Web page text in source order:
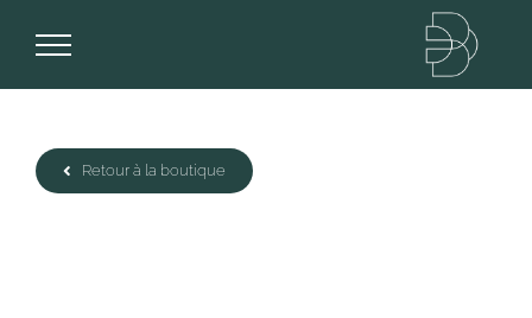
contenu
Retour à la boutique